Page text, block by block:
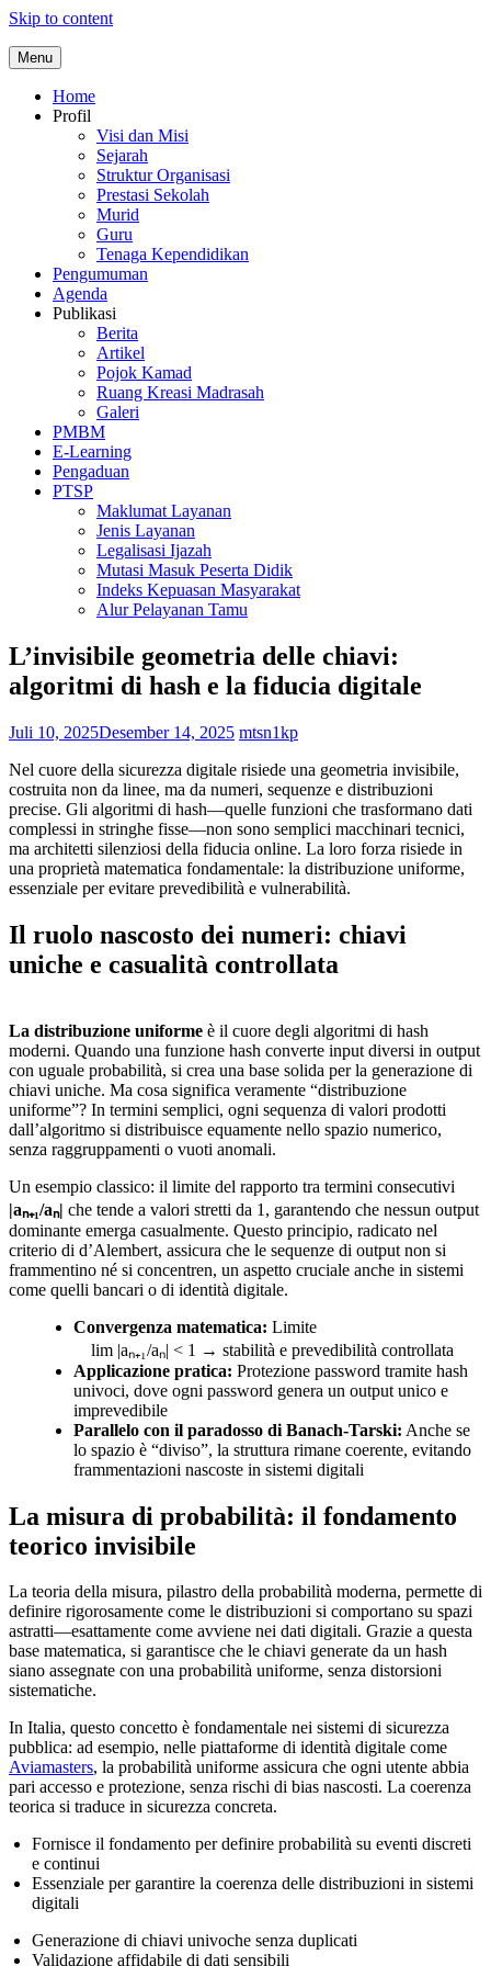
Skip to content
Menu
Home
Profil
Visi dan Misi
Sejarah
Struktur Organisasi
Prestasi Sekolah
Murid
Guru
Tenaga Kependidikan
Pengumuman
Agenda
Publikasi
Berita
Artikel
Pojok Kamad
Ruang Kreasi Madrasah
Galeri
PMBM
E-Learning
Pengaduan
PTSP
Maklumat Layanan
Jenis Layanan
Legalisasi Ijazah
Mutasi Masuk Peserta Didik
Indeks Kepuasan Masyarakat
Alur Pelayanan Tamu
L’invisibile geometria delle chiavi:
algoritmi di hash e la fiducia digitale
Juli 10, 2025Desember 14, 2025 mtsn1kp
Nel cuore della sicurezza digitale risiede una geometria invisibile,
costruita non da linee, ma da numeri, sequenze e distribuzioni
precise. Gli algoritmi di hash—quelle funzioni che trasformano dati
complessi in stringhe fisse—non sono semplici macchinari tecnici,
ma architetti silenziosi della fiducia online. La loro forza risiede in
una proprietà matematica fondamentale: la distribuzione uniforme,
essenziale per evitare prevedibilità e vulnerabilità.
Il ruolo nascosto dei numeri: chiavi
uniche e casualità controllata
La distribuzione uniforme è il cuore degli algoritmi di hash
moderni. Quando una funzione hash converte input diversi in output
con uguale probabilità, si crea una base solida per la generazione di
chiavi uniche. Ma cosa significa veramente “distribuzione
uniforme”? In termini semplici, ogni sequenza di valori prodotti
dall’algoritmo si distribuisce equamente nello spazio numerico,
senza raggruppamenti o vuoti anomali.
Un esempio classico: il limite del rapporto tra termini consecutivi
|aₙ₊₁/aₙ| che tende a valori stretti da 1, garantendo che nessun output
dominante emerga casualmente. Questo principio, radicato nel
criterio di d’Alembert, assicura che le sequenze di output non si
frammentino né si concentren, un aspetto cruciale anche in sistemi
come quelli bancari o di identità digitale.
Convergenza matematica: Limite
lim |aₙ₊₁/aₙ| < 1 → stabilità e prevedibilità controllata
Applicazione pratica: Protezione password tramite hash
univoci, dove ogni password genera un output unico e
imprevedibile
Parallelo con il paradosso di Banach-Tarski: Anche se
lo spazio è “diviso”, la struttura rimane coerente, evitando
frammentazioni nascoste in sistemi digitali
La misura di probabilità: il fondamento
teorico invisibile
La teoria della misura, pilastro della probabilità moderna, permette di
definire rigorosamente come le distribuzioni si comportano su spazi
astratti—esattamente come avviene nei dati digitali. Grazie a questa
base matematica, si garantisce che le chiavi generate da un hash
siano assegnate con una probabilità uniforme, senza distorsioni
sistematiche.
In Italia, questo concetto è fondamentale nei sistemi di sicurezza
pubblica: ad esempio, nelle piattaforme di identità digitale come
Aviamasters, la probabilità uniforme assicura che ogni utente abbia
pari accesso e protezione, senza rischi di bias nascosti. La coerenza
teorica si traduce in sicurezza concreta.
Fornisce il fondamento per definire probabilità su eventi discreti
e continui
Essenziale per garantire la coerenza delle distribuzioni in sistemi
digitali
Generazione di chiavi univoche senza duplicati
Validazione affidabile di dati sensibili